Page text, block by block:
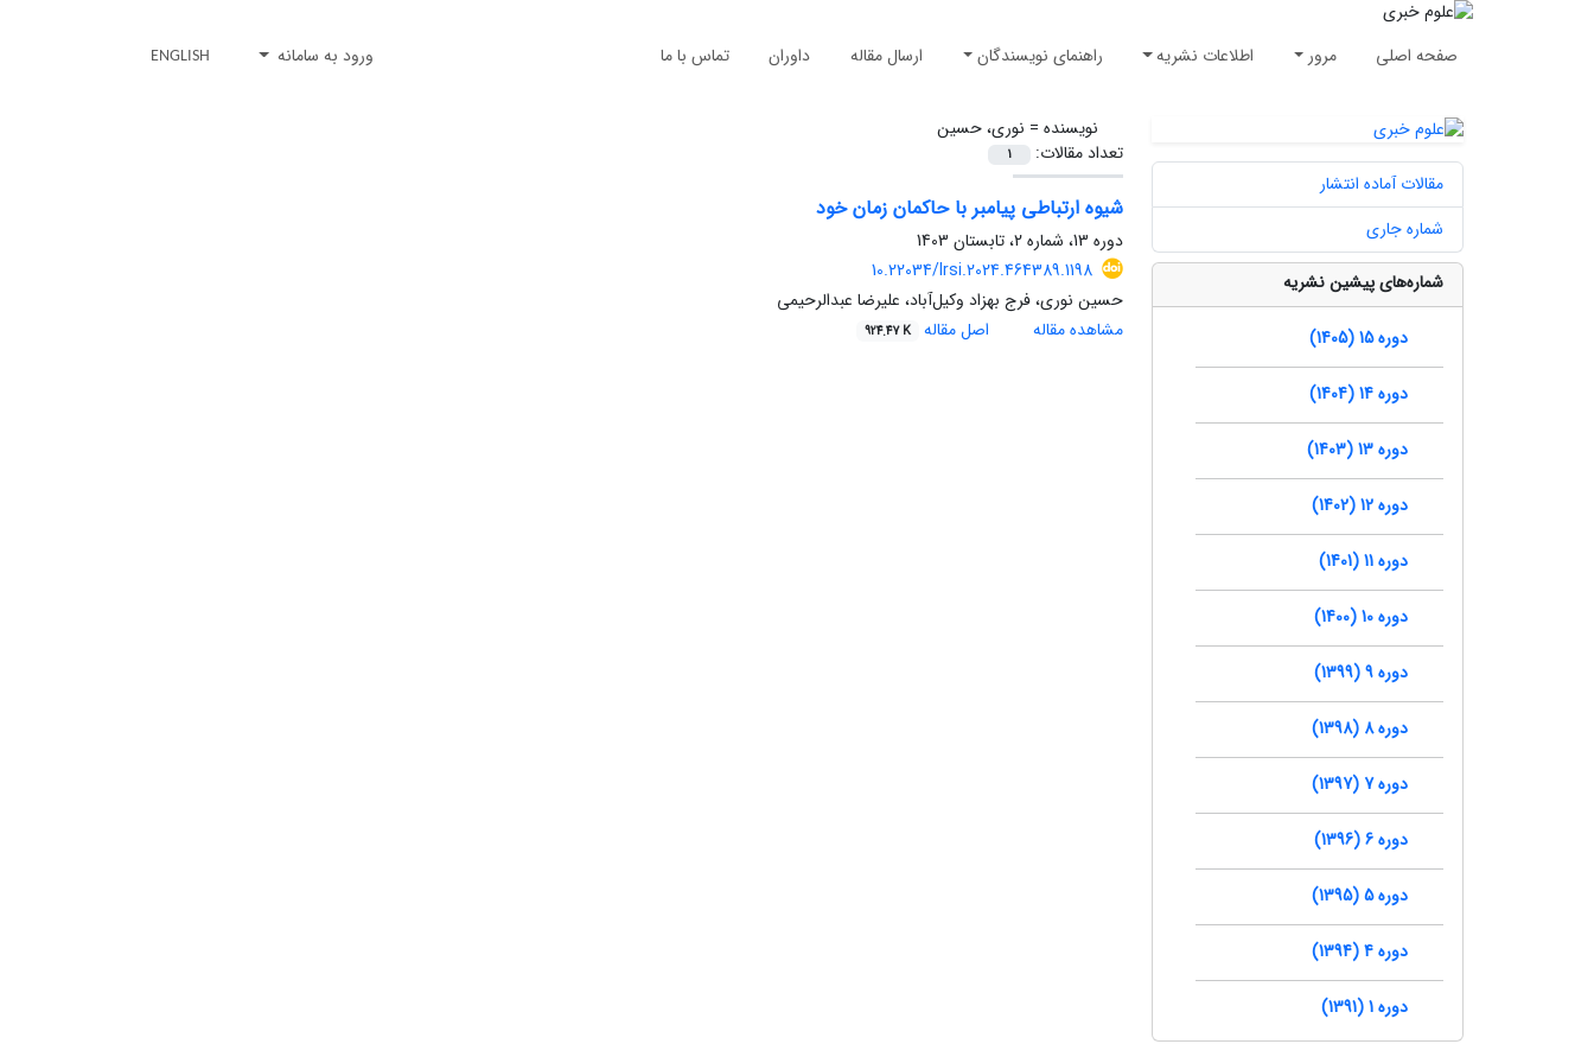
صفحه اصلی مرور اطلاعات نشریه راهنمای نویسندگان ارسال مقاله داوران تماس با ما ورود به سامانه ENGLISH
نویسنده = نوری، حسین
تعداد مقالات:
1
شیوه ارتباطی پیامبر با حاکمان زمان خود
دوره 13، شماره 2، تابستان 1403
10.22034/lrsi.2024.464389.1198
حسین نوری، فرج بهزاد وکیل‌آباد، علیرضا عبدالرحیمی
مشاهده مقاله
اصل مقاله 924.47 K
مقالات آماده انتشار
شماره جاری
شماره‌های پیشین نشریه
دوره 15 (1405)
دوره 14 (1404)
دوره 13 (1403)
دوره 12 (1402)
دوره 11 (1401)
دوره 10 (1400)
دوره 9 (1399)
دوره 8 (1398)
دوره 7 (1397)
دوره 6 (1396)
دوره 5 (1395)
دوره 4 (1394)
دوره 1 (1391)